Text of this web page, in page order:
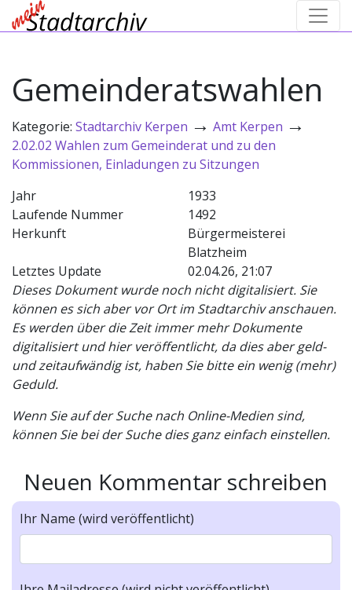
Gemeinderatswahlen
Kategorie: Stadtarchiv Kerpen → Amt Kerpen →
2.02.02 Wahlen zum Gemeinderat und zu den
Kommissionen, Einladungen zu Sitzungen
Jahr
1933
Laufende Nummer
1492
Herkunft
Bürgermeisterei
Blatzheim
Letztes Update
02.04.26, 21:07
Dieses Dokument wurde noch nicht digitalisiert. Sie
können es sich aber vor Ort im Stadtarchiv anschauen.
Es werden über die Zeit immer mehr Dokumente
digitalisiert und hier veröffentlicht, da dies aber geld-
und zeitaufwändig ist, haben Sie bitte ein wenig (mehr)
Geduld.
Wenn Sie auf der Suche nach Online-Medien sind,
können Sie bei der Suche dies ganz einfach einstellen.
Neuen Kommentar schreiben
Ihr Name (wird veröffentlicht)